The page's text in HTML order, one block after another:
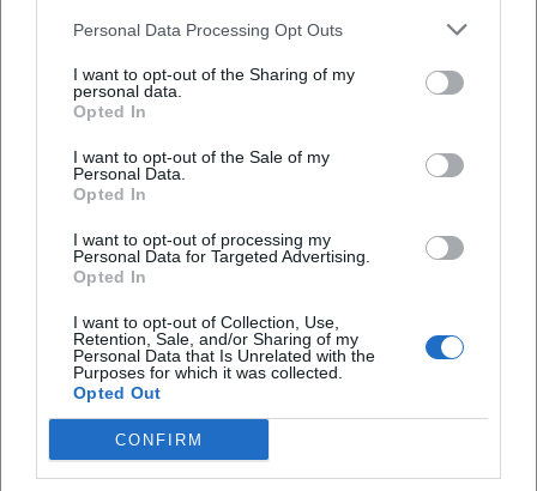
Personal Data Processing Opt Outs
I want to opt-out of the Sharing of my
personal data.
Opted In
I want to opt-out of the Sale of my
Personal Data.
Opted In
I want to opt-out of processing my
Personal Data for Targeted Advertising.
Opted In
I want to opt-out of Collection, Use,
Retention, Sale, and/or Sharing of my
Personal Data that Is Unrelated with the
Purposes for which it was collected.
Opted Out
CONFIRM